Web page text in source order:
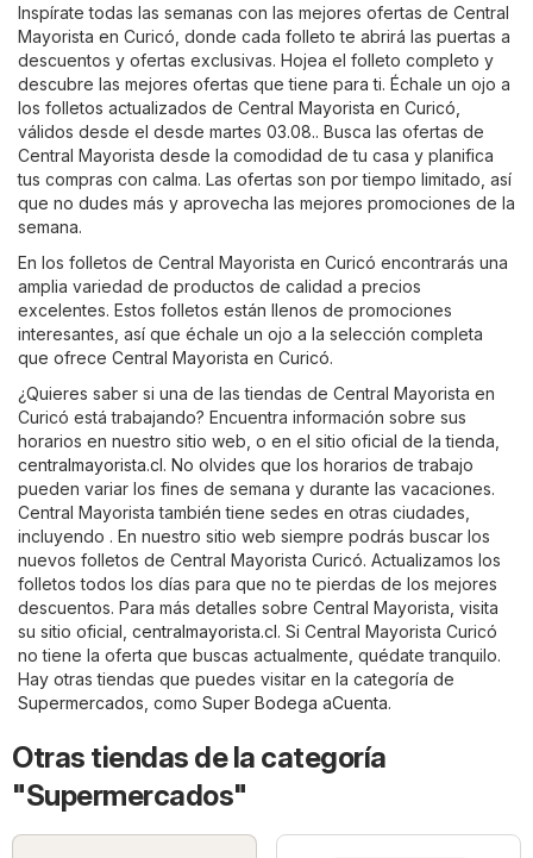
Inspírate todas las semanas con las mejores ofertas de Central
Mayorista en Curicó, donde cada folleto te abrirá las puertas a
descuentos y ofertas exclusivas. Hojea el folleto completo y
descubre las mejores ofertas que tiene para ti. Échale un ojo a
los folletos actualizados de Central Mayorista en Curicó,
válidos desde el desde martes 03.08.. Busca las ofertas de
Central Mayorista desde la comodidad de tu casa y planifica
tus compras con calma. Las ofertas son por tiempo limitado, así
que no dudes más y aprovecha las mejores promociones de la
semana.
En los folletos de Central Mayorista en Curicó encontrarás una
amplia variedad de productos de calidad a precios
excelentes. Estos folletos están llenos de promociones
interesantes, así que échale un ojo a la selección completa
que ofrece Central Mayorista en Curicó.
¿Quieres saber si una de las tiendas de Central Mayorista en
Curicó está trabajando? Encuentra información sobre sus
horarios en nuestro sitio web, o en el sitio oficial de la tienda,
centralmayorista.cl. No olvides que los horarios de trabajo
pueden variar los fines de semana y durante las vacaciones.
Central Mayorista también tiene sedes en otras ciudades,
incluyendo . En nuestro sitio web siempre podrás buscar los
nuevos folletos de Central Mayorista Curicó. Actualizamos los
folletos todos los días para que no te pierdas de los mejores
descuentos. Para más detalles sobre Central Mayorista, visita
su sitio oficial, centralmayorista.cl. Si Central Mayorista Curicó
no tiene la oferta que buscas actualmente, quédate tranquilo.
Hay otras tiendas que puedes visitar en la categoría de
Supermercados , como Super Bodega aCuenta.
Otras tiendas de la categoría
"Supermercados"